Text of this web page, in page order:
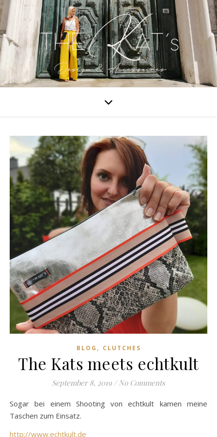
BLOG , CLUTCHES
The Kats meets echtkult
September 8, 2019 / No Comments
Sogar bei einem Shooting von echtkult kamen meine
Taschen zum Einsatz.
http://www.echtkult.de